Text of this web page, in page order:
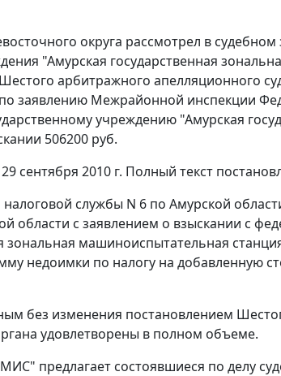
округа рассмотрел в
"Амурская государственная
арбитражного апелляционного
заявлению Межрайонной инспекции
учреждению "Амурская
506200 руб.
сентября 2010 г. Полный текст
службы N 6 по Амурской
области с заявлением о взыскании с
зональная машиноиспытательная
недоимки по налогу на добавленную
без изменения постановлением
удовлетворены в полном объеме.
предлагает состоявшиеся по делу